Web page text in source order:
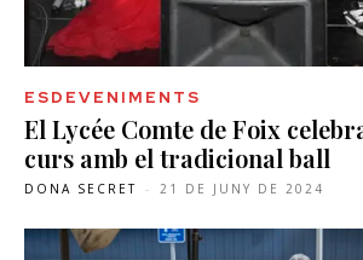
ESDEVENIMENTS
El Lycée Comte de Foix
curs amb el tradicional ball
DONA SECRET - 21 DE JUNY DE 2024